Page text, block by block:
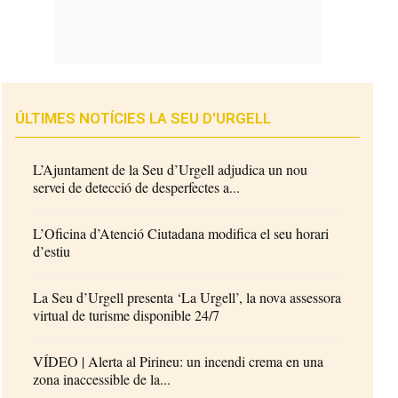
ÚLTIMES NOTÍCIES LA SEU D'URGELL
L’Ajuntament de la Seu d’Urgell adjudica un nou
servei de detecció de desperfectes a...
L’Oficina d’Atenció Ciutadana modifica el seu horari
d’estiu
La Seu d’Urgell presenta ‘La Urgell’, la nova assessora
virtual de turisme disponible 24/7
VÍDEO | Alerta al Pirineu: un incendi crema en una
zona inaccessible de la...